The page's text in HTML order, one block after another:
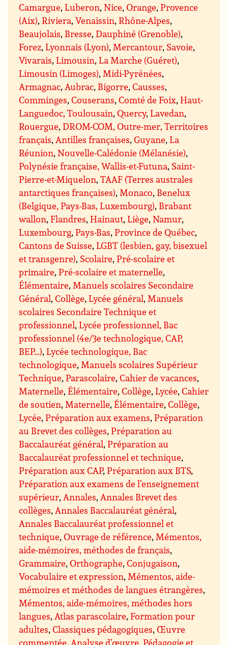
Camargue,Luberon,Nice,Orange,Provence
(Aix),Riviera,Venaissin,Rhône-Alpes,
Beaujolais, Bresse,Dauphiné (Grenoble),
Forez,Lyonnais (Lyon), Mercantour, Savoie,
Vivarais,Limousin,La Marche (Guéret),
Limousin (Limoges), Midi-Pyrénées,
Armagnac, Aubrac, Bigorre,Causses,
Comminges,Couserans,Comté de Foix,Haut-
Languedoc, Toulousain,Quercy,Lavedan,
Rouergue,DROM-COM, Outre-mer, Territoires
français, Antilles françaises,Guyane,La
Réunion,Nouvelle-Calédonie (Mélanésie),
Polynésie française, Wallis-et-Futuna, Saint-
Pierre-et-Miquelon,TAAF (Terres australes
antarctiques françaises), Monaco, Benelux
(Belgique, Pays-Bas, Luxembourg), Brabant
wallon,Flandres,Hainaut,Liège,Namur,
Luxembourg,Pays-Bas,Province de Québec,
Cantons de Suisse,LGBT (lesbien, gay, bisexuel
et transgenre), Scolaire,Pré-scolaire et
primaire,Pré-scolaire et maternelle,
Élémentaire, Manuels scolaires Secondaire
Général,Collège,Lycée général, Manuels
scolaires Secondaire Technique et
professionnel,Lycée professionnel, Bac
professionnel (4e/3e technologique, CAP,
BEP…),Lycée technologique, Bac
technologique, Manuels scolaires Supérieur
Technique,Parascolaire,Cahier de vacances,
Maternelle,Élémentaire,Collège,Lycée,Cahier
de soutien, Maternelle,Élémentaire,Collège,
Lycée,Préparation aux examens,Préparation
au Brevet des collèges,Préparation au
Baccalauréat général,Préparation au
Baccalauréat professionnel et technique,
Préparation aux CAP,Préparation aux BTS,
Préparation aux examens de l’enseignement
supérieur, Annales, Annales Brevet des
collèges, Annales Baccalauréat général,
Annales Baccalauréat professionnel et
technique,Ouvrage de référence, Mémentos,
aide-mémoires, méthodes de français,
Grammaire,Orthographe,Conjugaison,
Vocabulaire et expression, Mémentos, aide-
mémoires et méthodes de langues étrangères,
Mémentos, aide-mémoires, méthodes hors
langues, Atlas parascolaire,Formation pour
adultes,Classiques pédagogiques,Œuvre
commentée, Analyse d’œuvre,Pédagogie et